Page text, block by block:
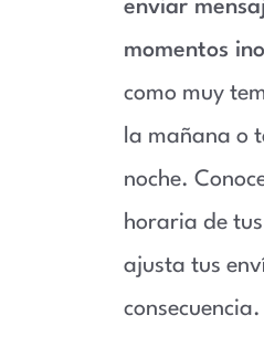
enviar
momentos
como muy
la mañana o
noche.
horaria de
ajusta tus
consecuencia.